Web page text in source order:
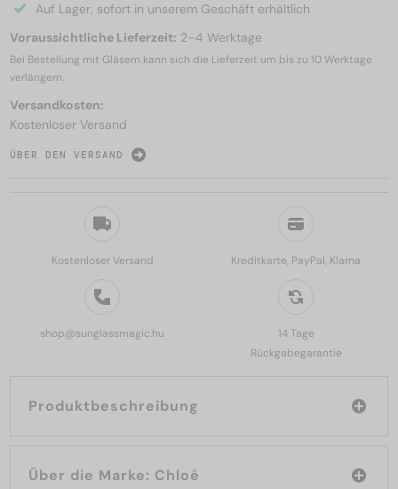
Kostenloser Versand Kreditkarte, PayPal, Klarna
shop@sunglassmagic.hu
14 Tage
Rückgabegarantie
Produktbeschreibung
Über die Marke: Chloé
Auf Lager, sofort in unserem Geschäft erhältlich
Voraussichtliche Lieferzeit: 2–4 Werktage
Bei Bestellung mit Gläsern kann sich die Lieferzeit um bis zu 10 Werktage
verlängern.
Versandkosten:
Kostenloser Versand
ÜBER DEN VERSAND